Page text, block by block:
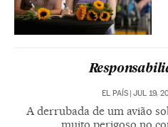
EL PAÍS | JUL 19,
A derrubada de um avião